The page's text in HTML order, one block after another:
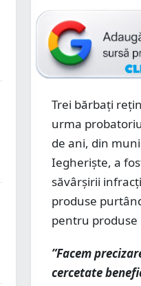
Trei bărbați
urma
de ani, din
Iegheriște, a
săvârșirii
produse
pentru produse
”Facem
cercetate